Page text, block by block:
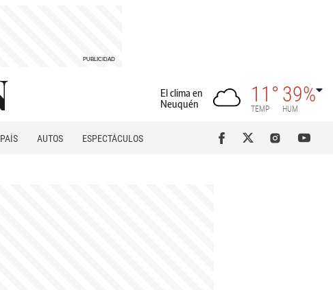
El clima en
Neuquén
11°
TEMP
39%
HUM
PAÍS AUTOS
ESPECTÁCULOS